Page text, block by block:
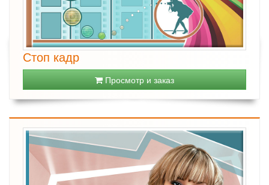
Стоп кадр
Просмотр и заказ